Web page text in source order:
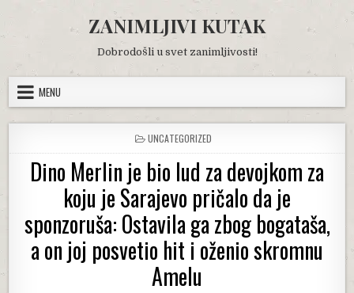
content
ZANIMLJIVI KUTAK
Dobrodošli u svet zanimljivosti!
MENU
POSTED
IN
UNCATEGORIZED
Dino Merlin je bio lud za devojkom za
koju je Sarajevo pričalo da je
sponzoruša: Ostavila ga zbog bogataša,
a on joj posvetio hit i oženio skromnu
Amelu